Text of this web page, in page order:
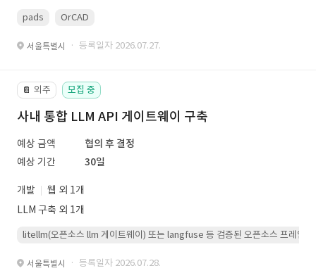
pads OrCAD
서울특별시 · 등록일자 2026.07.27.
📔 외주 모집 중
사내 통합 LLM API 게이트웨이 구축
예상 금액
협의 후 결정
예상 기간
30일
개발
웹 외 1개
LLM 구축 외 1개
litellm(오픈소스 llm 게이트웨이) 또는 langfuse 등 검증된 오픈소스 프레임워
서울특별시 · 등록일자 2026.07.28.